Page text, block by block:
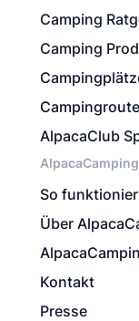
Camping
Camping
AlpacaClub
AlpacaCamping
So
Über
Kontakt
Presse